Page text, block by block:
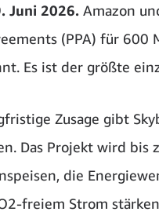
Juni 2026. Amazon
(PPA) für
Es ist der größte
Zusage gibt
Das Projekt wird bis
die
freiem Strom